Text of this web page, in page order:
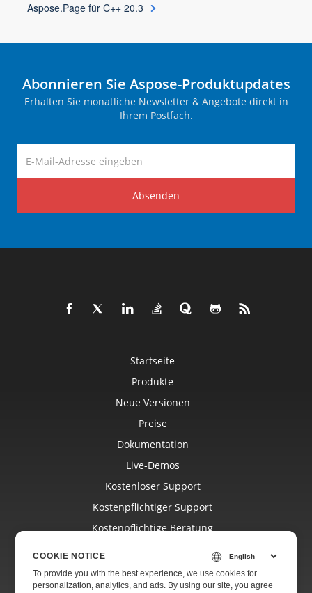
Aspose.Page für C++ 20.3
Abonnieren Sie Aspose-Produktupdates
Erhalten Sie monatliche Newsletter & Angebote direkt in
Ihrem Postfach.
Absenden
Startseite
Produkte
Neue Versionen
Preise
Dokumentation
Live-Demos
Kostenloser Support
Kostenpflichtiger Support
Kostenpflichtige Beratung
Websites
COOKIE NOTICE
To provide you with the best experience, we use cookies for
personalization, analytics, and ads. By using our site, you agree